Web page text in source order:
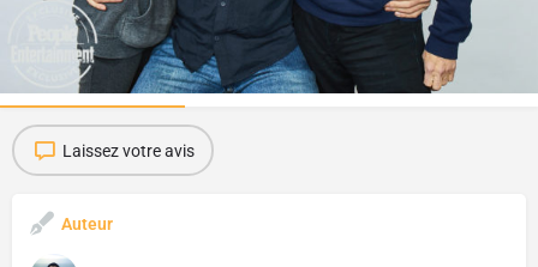
Ciné-club en ligne - Mars 2021
Bonus à découvrir Film(s) traité(s)
Laissez votre avis
Auteur